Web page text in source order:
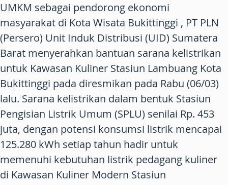
UMKM sebagai pendorong ekonomi
masyarakat di Kota Wisata Bukittinggi , PT PLN
(Persero) Unit Induk Distribusi (UID) Sumatera
Barat menyerahkan bantuan sarana kelistrikan
untuk Kawasan Kuliner Stasiun Lambuang Kota
Bukittinggi pada diresmikan pada Rabu (06/03)
lalu. Sarana kelistrikan dalam bentuk Stasiun
Pengisian Listrik Umum (SPLU) senilai Rp. 453
juta, dengan potensi konsumsi listrik mencapai
125.280 kWh setiap tahun hadir untuk
memenuhi kebutuhan listrik pedagang kuliner
di Kawasan Kuliner Modern Stasiun